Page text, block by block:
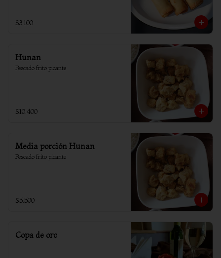
$3.100
Hunan
Pescado frito picante
$10.400
Media porción Hunan
Pescado frito picante
$5.500
Copa de oro